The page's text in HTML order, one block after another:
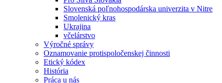
Slovenská poľnohospodárska univerzita v Nitre
Smolenický kras
Ukrajina
včelárstvo
Výročné správy
Oznamovanie protispoločenskej činnosti
Etický kódex
História
Práca u nás